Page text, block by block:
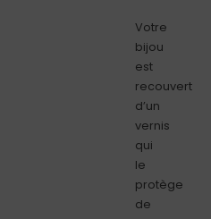
Votre
bijou
est
recouvert
d’un
vernis
qui
le
protège
de